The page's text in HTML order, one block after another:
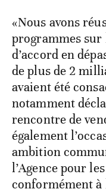
«Nous avons
programmes sur
d’accord en
de plus de 2
avaient été
notamment
rencontre de
également
ambition
l’Agence pour
conformément à